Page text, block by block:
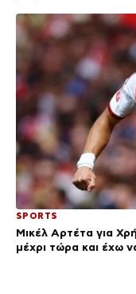
SPORTS
Μικέλ Αρτέτα για
μέχρι τώρα και έχω